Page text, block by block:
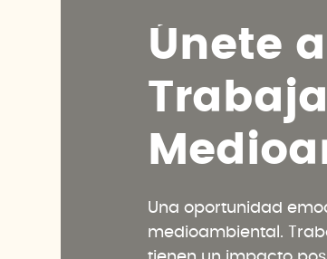
Únete a
Trabaja
M edioa
Una oportunidad
medioambiental.